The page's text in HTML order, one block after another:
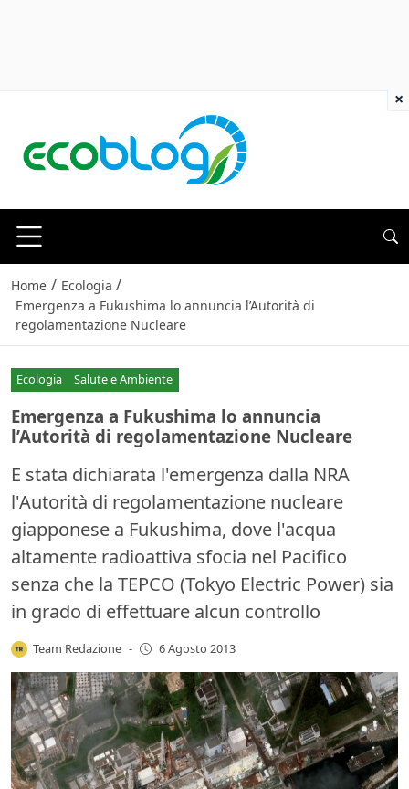
Home / Ecologia /
Emergenza a Fukushima lo annuncia l’Autorità di
regolamentazione Nucleare
Ecologia Salute e Ambiente
Emergenza a Fukushima lo annuncia
l’Autorità di regolamentazione Nucleare
E stata dichiarata l'emergenza dalla NRA
l'Autorità di regolamentazione nucleare
giapponese a Fukushima, dove l'acqua
altamente radioattiva sfocia nel Pacifico
senza che la TEPCO (Tokyo Electric Power) sia
in grado di effettuare alcun controllo
Team Redazione - 6 Agosto 2013
×